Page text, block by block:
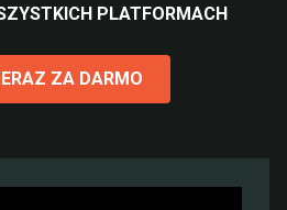
PLATFORMACH
ZA DARMO